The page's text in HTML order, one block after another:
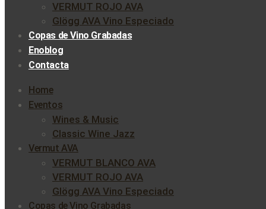
VERMUT ROJO AVA
Glögg AVA Vino Especiado
Copas de Vino Grabadas
Enoblog
Contacta
Home
Eventos
Wines & Music
Classic Wine Jazz
Vermut AVA
VERMUT BLANCO AVA
VERMUT ROJO AVA
Glögg AVA Vino Especiado
Copas de Vino Grabadas